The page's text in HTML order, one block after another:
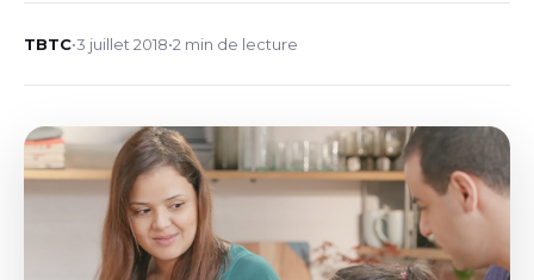
TBTC•3 juillet 2018•2 min de lecture